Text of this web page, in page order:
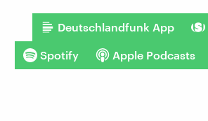
Deutschlandfunk App
Spotify Apple Podcasts